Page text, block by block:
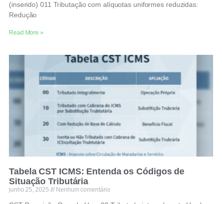
(inserido) 011 Tributação com alíquotas uniformes reduzidas:
Redução
Read More »
Tabela CST ICMS: Entenda os Códigos de
Situação Tributária
junho 25, 2025 Nenhum comentário